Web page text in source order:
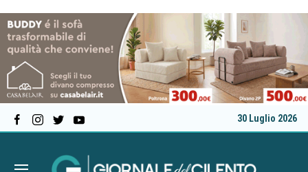
30 Luglio 2026